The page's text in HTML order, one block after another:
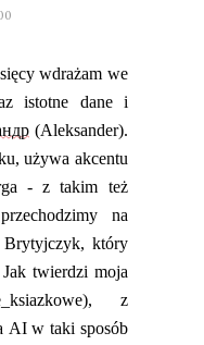
wdrażam we
istotne dane i
(Aleksander).
używa akcentu
- z takim też
na
który
Jak twierdzi moja
z
AI w taki sposób